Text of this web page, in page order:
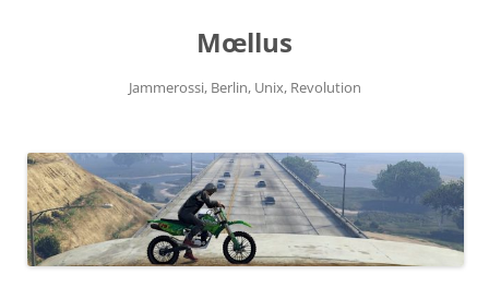
Mœllus
Jammerossi, Berlin, Unix, Revolution